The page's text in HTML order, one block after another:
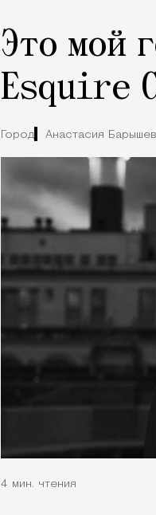
Это мой
Esquire
Город Анастасия
4 мин. чтения